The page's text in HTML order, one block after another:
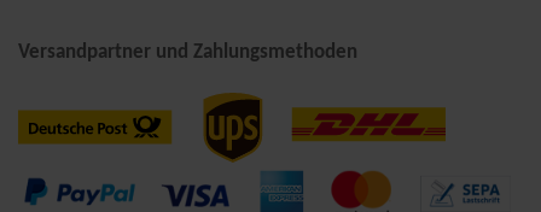
Versandpartner und Zahlungsmethoden